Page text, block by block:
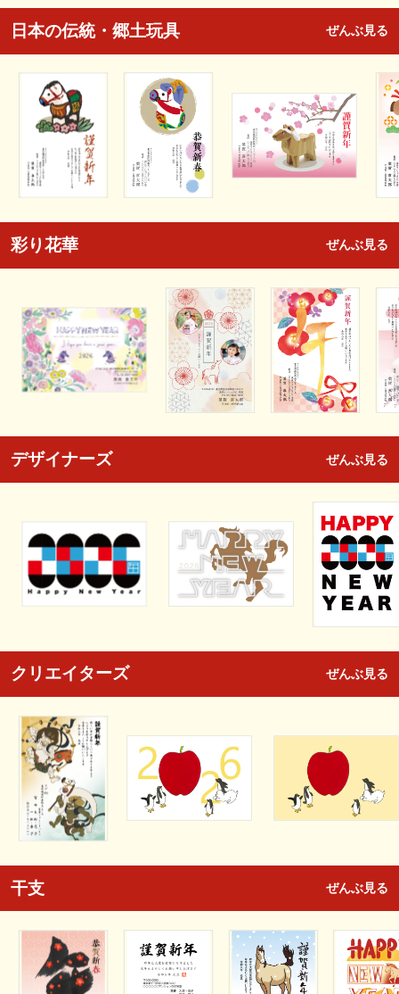
日本の伝統・郷土玩具 ぜんぶ見る
彩り花華 ぜんぶ見る
デザイナーズ ぜんぶ見る
クリエイターズ ぜんぶ見る
干支 ぜんぶ見る